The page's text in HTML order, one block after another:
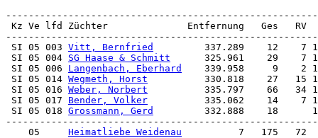
SI 05 003 Vitt, Bernfried
337.289    12
SI 05 004 SG Haase & Schmitt
325.961    29
SI 05 006 Langenbach, Eberhard
339.958     9
SI 05 014 Wegmeth, Horst
330.818    27
SI 05 016 Weber, Norbert
335.797    66
SI 05 017 Bender, Volker
335.062    14
SI 05 018 Grossmann, Gerd
332.888    18
    05
Heimatliebe Weidenau
          7   175   72